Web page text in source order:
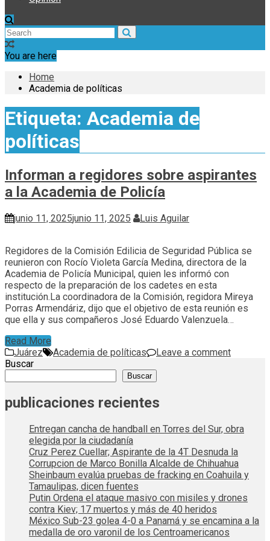
You are here
Home
Academia de políticas
Etiqueta: Academia de
políticas
Informan a regidores sobre aspirantes
a la Academia de Policía
junio 11, 2025junio 11, 2025 Luis Aguilar
Regidores de la Comisión Edilicia de Seguridad Pública se
reunieron con Rocío Violeta García Medina, directora de la
Academia de Policía Municipal, quien les informó con
respecto de la preparación de los cadetes en esta
institución.La coordinadora de la Comisión, regidora Mireya
Porras Armendáriz, dijo que el objetivo de esta reunión es
que ella y sus compañeros José Eduardo Valenzuela…
Read More
Juárez
Academia de políticas
Leave a comment
Buscar
Buscar
publicaciones recientes
Entregan cancha de handball en Torres del Sur, obra
elegida por la ciudadanía
Cruz Perez Cuellar; Aspirante de la 4T Desnuda la
Corrupcion de Marco Bonilla Alcalde de Chihuahua
Sheinbaum evalúa pruebas de fracking en Coahuila y
Tamaulipas, dicen fuentes
Putin Ordena el ataque masivo con misiles y drones
contra Kiev; 17 muertos y más de 40 heridos
México Sub-23 golea 4-0 a Panamá y se encamina a la
medalla de oro varonil de los Centroamericanos